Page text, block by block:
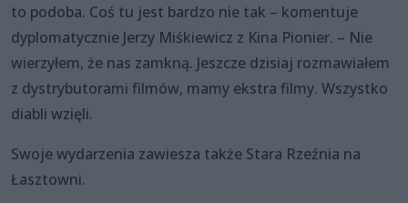
to podoba. Coś tu jest bardzo nie tak – komentuje
dyplomatycznie Jerzy Miśkiewicz z Kina Pionier. – Nie
wierzyłem, że nas zamkną. Jeszcze dzisiaj rozmawiałem
z dystrybutorami filmów, mamy ekstra filmy. Wszystko
diabli wzięli.
Swoje wydarzenia zawiesza także Stara Rzeźnia na
Łasztowni.